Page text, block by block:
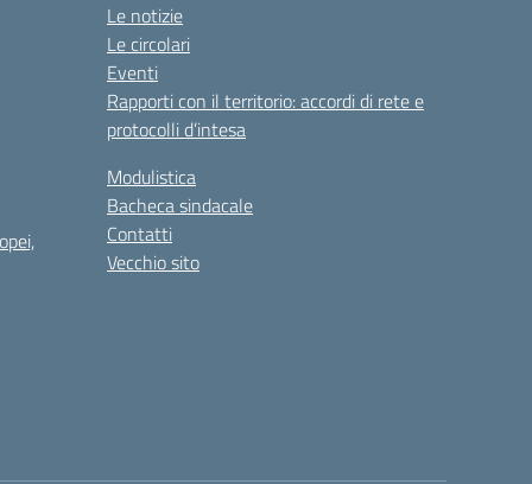
Le notizie
Le circolari
Eventi
Rapporti con il territorio: accordi di rete e
protocolli d’intesa
Modulistica
Bacheca sindacale
Contatti
Vecchio sito